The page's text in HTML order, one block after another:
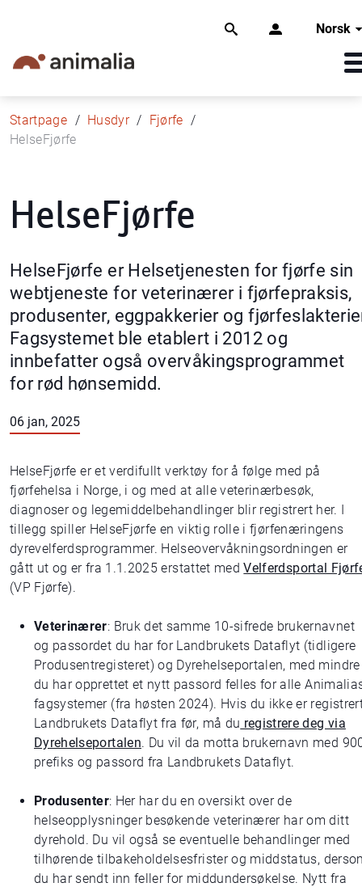
Norsk
Startpage Husdyr
Fjørfe
HelseFjørfe
HelseFjørfe
HelseFjørfe er Helsetjenesten for fjørfe sin
webtjeneste for veterinærer i fjørfepraksis,
produsenter, eggpakkerier og
Fagsystemet ble etablert i 2012 og
innbefatter også overvåkingsprogrammet
for rød hønsemidd.
06 jan, 2025
HelseFjørfe er et verdifullt verktøy for å følge med på
fjørfehelsa i Norge, i og med at alle veterinærbesøk,
diagnoser og legemiddelbehandlinger blir registrert her. I
tillegg spiller HelseFjørfe en viktig rolle i fjørfenæringens
dyrevelferdsprogrammer. Helseovervåkningsordningen er
gått ut og er fra 1.1.2025 erstattet medVelferdsportal
(VP Fjørfe).
Veterinærer: Bruk det samme 10-sifrede brukernavnet
og passordet du har for Landbrukets Dataflyt (tidligere
Produsentregisteret) og Dyrehelseportalen, med mindre
du har opprettet et nytt passord felles for alle
fagsystemer (fra høsten 2024). Hvis du ikke er
Landbrukets Dataflyt fra før, må du registrere deg via
Dyrehelseportalen. Du vil da motta brukernavn med
prefiks og passord fra Landbrukets Dataflyt.
Produsenter: Her har du en oversikt over de
helseopplysninger besøkende veterinærer har om ditt
dyrehold. Du vil også se eventuelle behandlinger med
tilhørende tilbakeholdelsesfrister og middstatus,
du har sendt inn feller for middundersøkelse. Nytt fra